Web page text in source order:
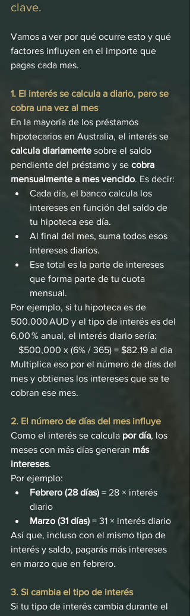
clave.
Vamos a ver por qué ocurre esto y qué
factores influyen en el importe que
pagas cada mes.
1. El interés se calcula a diario, pero se
cobra una vez al mes
En la mayoría de los préstamos
hipotecarios en Australia, el interés se
calcula diariamente sobre el saldo
pendiente del préstamo y se cobra
mensualmente a mes vencido. Es decir:
Cada día, el banco calcula los
intereses en función del saldo de
tu hipoteca ese día.
Al final del mes, suma todos esos
intereses diarios.
Ese total es la parte de intereses
que forma parte de tu cuota
mensual.
Por ejemplo, si tu hipoteca es de
500.000 AUD y el tipo de interés es del
6,00 % anual, el interés diario sería:
$500,000 x (6% / 365) = $82.19 al dia
Multiplica eso por el número de días del
mes y obtienes los intereses que se te
cobran ese mes.
2. El número de días del mes influye
Como el interés se calcula por día, los
meses con más días generan más
intereses.
Por ejemplo:
Febrero (28 días) = 28 × interés
diario
Marzo (31 días) = 31 × interés diario
Así que, incluso con el mismo tipo de
interés y saldo, pagarás más intereses
en marzo que en febrero.
3. Si cambia el tipo de interés
Si tu tipo de interés cambia durante el